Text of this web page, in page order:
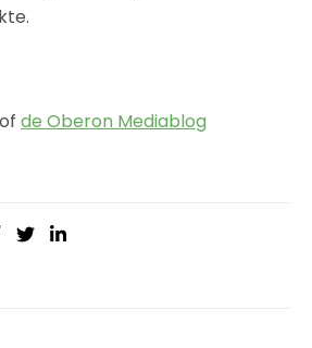
of de Oberon Mediablog